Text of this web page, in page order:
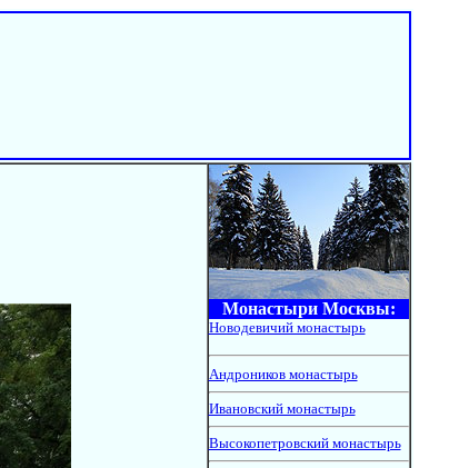
Монастыри Москвы:
Новодевичий монастырь
Андроников монастырь
Ивановский монастырь
Высокопетровский монастырь